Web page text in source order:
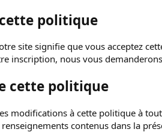
politique
site signifie que vous acceptez
inscription, nous vous
cette politique
modifications à cette politique à
contenus dans la